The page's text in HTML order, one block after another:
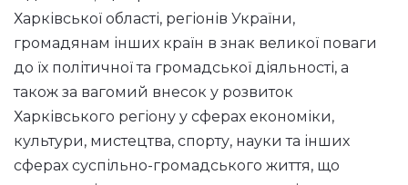
Харківської області, регіонів України,
громадянам інших країн в знак великої поваги
до їх політичної та громадської діяльності, а
також за вагомий внесок у розвиток
Харківського регіону у сферах економіки,
культури, мистецтва, спорту, науки та інших
сферах суспільно-громадського життя, що